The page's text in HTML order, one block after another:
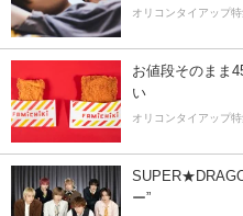
オリコンタイアップ
お値段そのまま
い
オリコンタイアップ
ー”